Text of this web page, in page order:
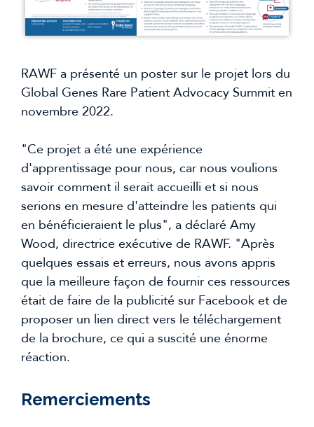
RAWF a présenté un poster sur le projet lors du
Global Genes Rare Patient Advocacy Summit en
novembre 2022.
"Ce projet a été une expérience
d'apprentissage pour nous, car nous voulions
savoir comment il serait accueilli et si nous
serions en mesure d'atteindre les patients qui
en bénéficieraient le plus", a déclaré Amy
Wood, directrice exécutive de RAWF. "Après
quelques essais et erreurs, nous avons appris
que la meilleure façon de fournir ces ressources
était de faire de la publicité sur Facebook et de
proposer un lien direct vers le téléchargement
de la brochure, ce qui a suscité une énorme
réaction.
Remerciements